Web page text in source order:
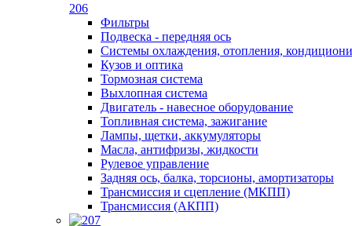
206
Фильтры
Подвеска - передняя ось
Системы охлаждения, отопления,
Кузов и оптика
Тормозная система
Выхлопная система
Двигатель - навесное оборудование
Топливная система, зажигание
Лампы, щетки, аккумуляторы
Масла, антифризы, жидкости
Рулевое управление
Задняя ось, балка, торсионы, амортизаторы
Трансмиссия и сцепление (МКПП)
Трансмиссия (АКПП)